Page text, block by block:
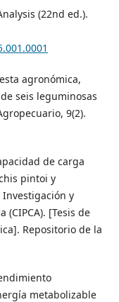
(22nd ed.).
agronómica,
seis leguminosas
9(2).
de carga
pintoi y
y
(CIPCA). [Tesis de
Repositorio de la
metabolizable